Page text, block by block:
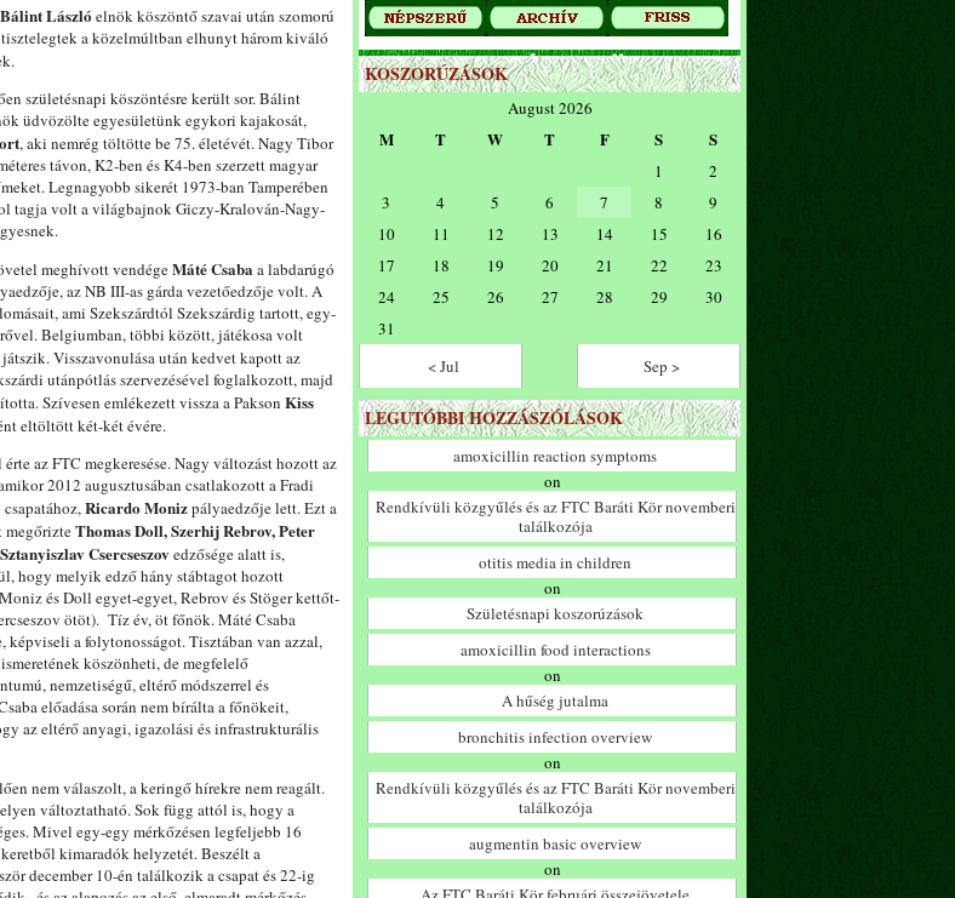
Bálint László elnök köszöntő szavai után szomorú
a közelmúltban elhunyt három kiváló
születésnapi köszöntésre került sor. Bálint
üdvözölte egyesületünk egykori kajakosát,
, aki nemrég töltötte be 75. életévét. Nagy Tibor
távon, K2-ben és K4-ben szerzett magyar
Legnagyobb sikerét 1973-ban Tamperében
tagja volt a világbajnok Giczy-Kralován-Nagy-
meghívott vendégeMáté Csaba a labdarúgó
az NB III-as gárda vezetőedzője volt. A
ami Szekszárdtól Szekszárdig tartott, egy-
Belgiumban, többi között, játékosa volt
játszik. Visszavonulása után kedvet kapott az
utánpótlás szervezésével foglalkozott, majd
Szívesen emlékezett vissza a Pakson Kiss
eltöltött két-két évére.
az FTC megkeresése. Nagy változást hozott az
2012 augusztusában csatlakozott a Fradi
Ricardo Monizpályaedzője lett. Ezt a
megőrizteThomas Doll, Szerhij Rebrov, Peter
Csercseszovedzősége alatt is,
hogy melyik edző hány stábtagot hozott
és Doll egyet-egyet, Rebrov és Stöger kettőt-
ötöt). Tíz év, öt főnök. Máté Csaba
képviseli a folytonosságot. Tisztában van azzal,
köszönheti, de megfelelő
nemzetiségű, eltérő módszerrel és
előadása során nem bírálta a főnökeit,
az eltérő anyagi, igazolási és infrastrukturális
nem válaszolt, a keringő hírekre nem reagált.
változtatható. Sok függ attól is, hogy a
Mivel egy-egy mérkőzésen legfeljebb 16
kimaradók helyzetét. Beszélt a
december 10-én találkozik a csapat és 22-ig
KOSZORÚZÁSOK
August 2026
M T W T F S S
1
2
3
4 5 6 7 8
9
10
11 12 13 14 15
16
17
18 19 20 21 22
23
24
25 26 27 28 29
30
31
< Jul
Sep >
LEGUTÓBBI HOZZÁSZÓLÁSOK
amoxicillin reaction symptoms
on
Rendkívüli közgyűlés és az FTC Baráti Kör novemberi
találkozója
otitis media in children
on
Születésnapi koszorúzások
amoxicillin food interactions
on
A hűség jutalma
bronchitis infection overview
on
Rendkívüli közgyűlés és az FTC Baráti Kör novemberi
találkozója
augmentin basic overview
on